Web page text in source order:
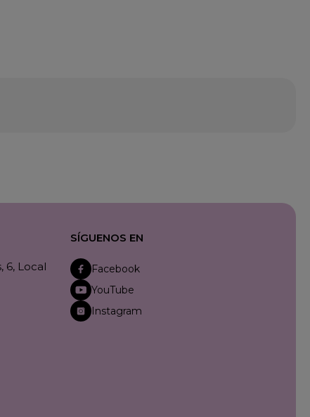
6, Local
SÍGUENOS EN
Facebook
YouTube
Instagram